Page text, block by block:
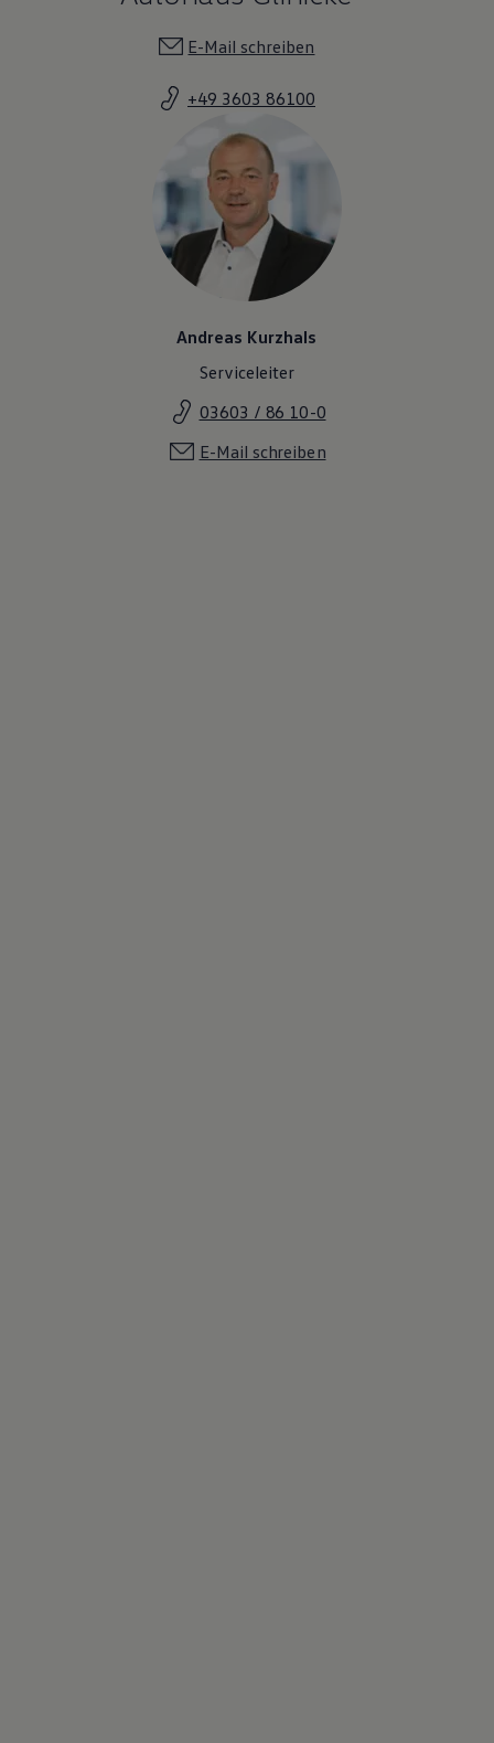
E-Mail schreiben
+49 3603 86100
Andreas Kurzhals
Serviceleiter
03603 / 86 10-0
E-Mail schreiben